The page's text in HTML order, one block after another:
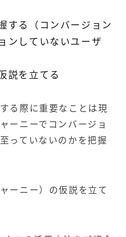
する（ コンバージョン
ンしていないユーザ
説を立てる
る際に重要なことは現
ーニーでコンバージョ
っていないのかを把握
ーニー）の仮説を立て